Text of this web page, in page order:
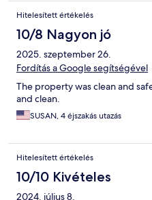
Hitelesített értékelés
10/8 Nagyon jó
2025. szeptember 26.
Fordítás a Google segítségével
The property was clean and
and clean.
SUSAN, 4 éjszakás utazás
Hitelesített értékelés
10/10 Kivételes
2024. július 8.